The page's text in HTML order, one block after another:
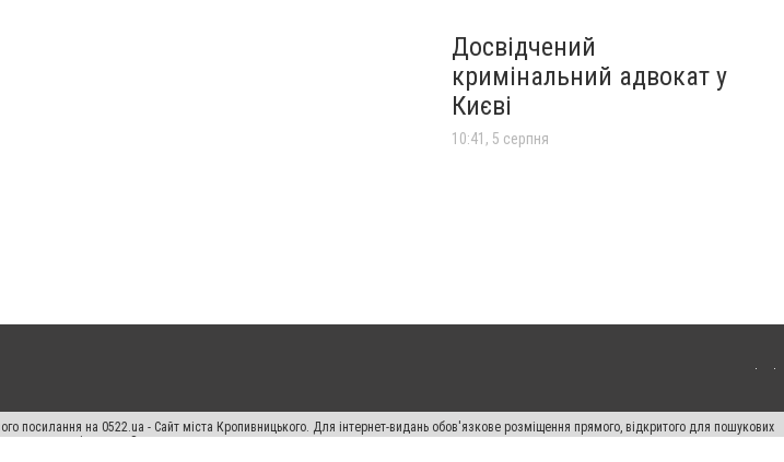
Досвідчений
кримінальний адвокат у
Києві
10:41, 5 серпня
посилання на 0522.ua - Сайт міста Кропивницького. Для інтернет-видань обов'язкове розміщення прямого, відкритого для пошукових
прав переслідується Законом.